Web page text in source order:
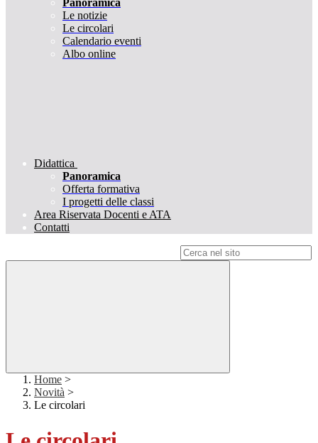
Panoramica
Le notizie
Le circolari
Calendario eventi
Albo online
Didattica
Panoramica
Offerta formativa
I progetti delle classi
Area Riservata Docenti e ATA
Contatti
Home >
Novità >
Le circolari